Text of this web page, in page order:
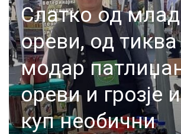
Слатко од
ореви, од
модар
ореви и грозје
куп необични